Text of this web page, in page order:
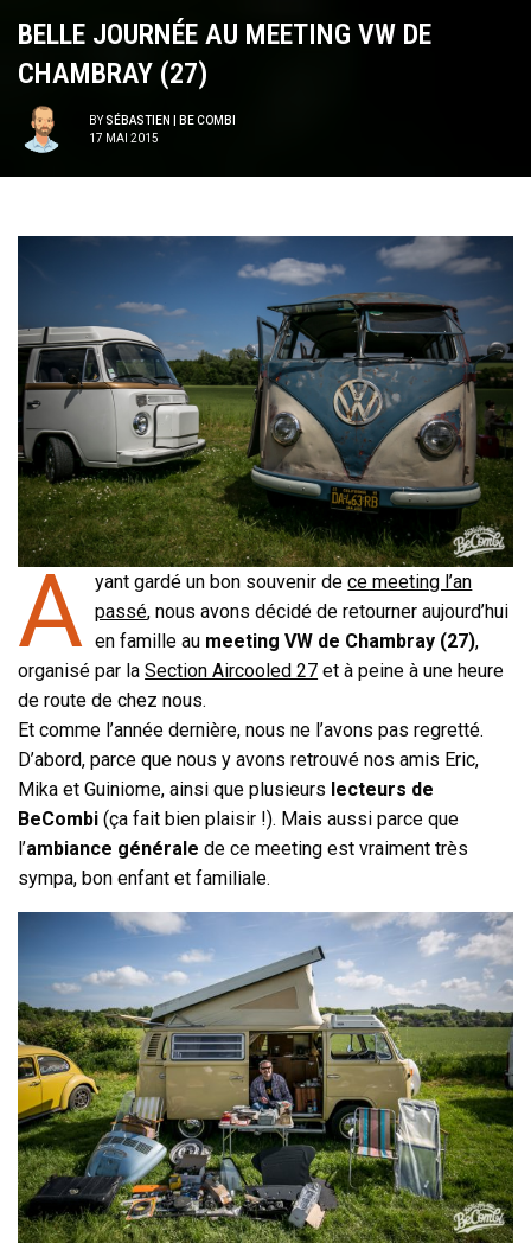
BELLE JOURNÉE AU MEETING VW DE
CHAMBRAY (27)
BYSÉBASTIEN | BE COMBI
17 MAI 2015
A yant gardé un bon souvenir dece meeting l’an
passé, nous avons décidé de retourner aujourd’hui
en famille au meeting VW de Chambray (27),
organisé par laSection Aircooled 27 et à peine à une heure
de route de chez nous.
Et comme l’année dernière, nous ne l’avons pas regretté.
D’abord, parce que nous y avons retrouvé nos amis Eric,
Mika et Guiniome, ainsi que plusieurs lecteurs de
BeCombi (ça fait bien plaisir !). Mais aussi parce que
l’ambiance générale de ce meeting est vraiment très
sympa, bon enfant et familiale.